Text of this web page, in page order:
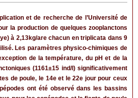
et de recherche de l’Université de
la production de quelques zooplanctons
à 2,13kg/are chacun en triplicata dans 9
Les paramètres physico-chimiques de
de la température, du pH et de la
(1161±15 ind/l) significativement
de poule, le 14e et le 22e jour pour ceux
ont été observé dans les bassins